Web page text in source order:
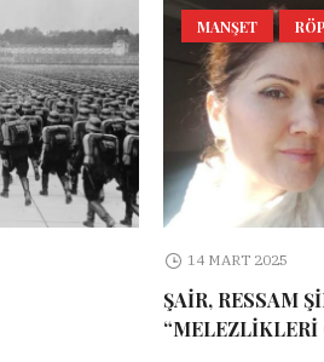
MANŞET
14 MART 2025
ŞAİR, RESSAM
“MELEZLİKLERİ